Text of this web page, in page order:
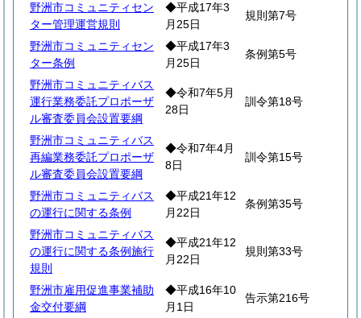
野洲市コミュニティセン
ター管理運営規則
◆平成17年3
月25日
規則第7号
野洲市コミュニティセン
ター条例
◆平成17年3
月25日
条例第5号
野洲市コミュニティバス
運行業務委託プロポーザ
ル審査委員会設置要綱
◆令和7年5月
28日
訓令第18号
野洲市コミュニティバス
再編業務委託プロポーザ
ル審査委員会設置要綱
◆令和7年4月
8日
訓令第15号
野洲市コミュニティバス
の運行に関する条例
◆平成21年12
月22日
条例第35号
野洲市コミュニティバス
の運行に関する条例施行
規則
◆平成21年12
月22日
規則第33号
野洲市雇用促進事業補助
金交付要綱
◆平成16年10
月1日
告示第216号